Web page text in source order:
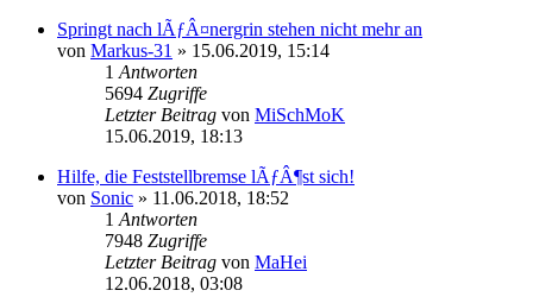
Springt nach lÃƒÂ¤nergrin stehen nicht mehr an
von Markus-31 » 15.06.2019, 15:14
1 Antworten
5694 Zugriffe
Letzter Beitrag von MiSchMoK
15.06.2019, 18:13
Hilfe, die Feststellbremse lÃƒÂ¶st sich!
von Sonic » 11.06.2018, 18:52
1 Antworten
7948 Zugriffe
Letzter Beitrag von MaHei
12.06.2018, 03:08